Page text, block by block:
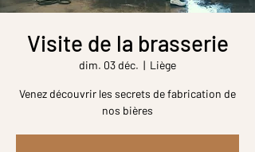
Visite de la brasserie
dim. 03 déc.
  |
Liège
Venez découvrir les secrets de fabrication de
nos bières